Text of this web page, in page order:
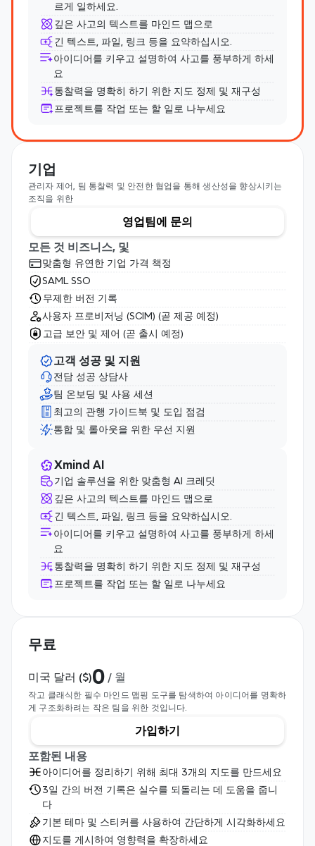
무료
미국 달러 ($)0 / 월
작고 클래식한 필수 마인드 맵핑 도구를 탐색하여 아이디어를 명확하
게 구조화하려는 작은 팀을 위한 것입니다.
가입하기
포함된 내용
아이디어를 정리하기 위해 최대 3개의 지도를 만드세요
3일 간의 버전 기록은 실수를 되돌리는 데 도움을 줍니
다
기본 테마 및 스티커를 사용하여 간단하게 시각화하세요
지도를 게시하여 영향력을 확장하세요
르게 일하세요.
깊은 사고의 텍스트를 마인드 맵으로
긴 텍스트, 파일, 링크 등을 요약하십시오.
아이디어를 키우고 설명하여 사고를 풍부하게 하세
요
통찰력을 명확히 하기 위한 지도 정제 및 재구성
프로젝트를 작업 또는 할 일로 나누세요
기업
관리자 제어, 팀 통찰력 및 안전한 협업을 통해 생산성을 향상시키는
조직을 위한
영업팀에 문의
모든 것 비즈니스, 및
맞춤형 유연한 기업 가격 책정
SAML SSO
무제한 버전 기록
사용자 프로비저닝 (SCIM) (곧 제공 예정)
고급 보안 및 제어 (곧 출시 예정)
고객 성공 및 지원
전담 성공 상담사
팀 온보딩 및 사용 세션
최고의 관행 가이드북 및 도입 점검
통합 및 롤아웃을 위한 우선 지원
Xmind AI
기업 솔루션을 위한 맞춤형 AI 크레딧
깊은 사고의 텍스트를 마인드 맵으로
긴 텍스트, 파일, 링크 등을 요약하십시오.
아이디어를 키우고 설명하여 사고를 풍부하게 하세
요
통찰력을 명확히 하기 위한 지도 정제 및 재구성
프로젝트를 작업 또는 할 일로 나누세요